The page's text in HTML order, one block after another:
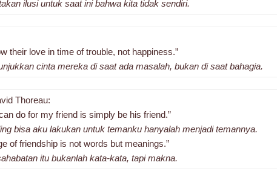
ilusi untuk saat ini bahwa kita tidak sendiri.
their love in time of trouble, not happiness.”
cinta mereka di saat ada masalah, bukan di saat bahagia.
Thoreau:
do for my friend is simply be his friend.”
bisa aku lakukan untuk temanku hanyalah menjadi temannya.
of friendship is not words but meanings.”
itu bukanlah kata-kata, tapi makna.